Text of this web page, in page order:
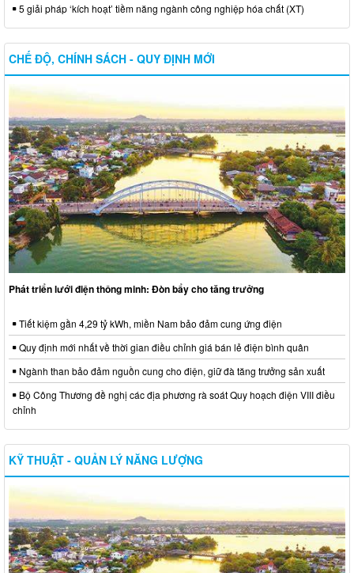
5 giải pháp ‘kích hoạt’ tiềm năng ngành công nghiệp hóa chất (XT)
CHẾ ĐỘ, CHÍNH SÁCH - QUY ĐỊNH MỚI
Phát triển lưới điện thông minh: Đòn bẩy cho tăng trưởng
Tiết kiệm gần 4,29 tỷ kWh, miền Nam bảo đảm cung ứng điện
Quy định mới nhất về thời gian điều chỉnh giá bán lẻ điện bình quân
Ngành than bảo đảm nguồn cung cho điện, giữ đà tăng trưởng sản xuất
Bộ Công Thương đề nghị các địa phương rà soát Quy hoạch điện VIII điều
chỉnh
KỸ THUẬT - QUẢN LÝ NĂNG LƯỢNG